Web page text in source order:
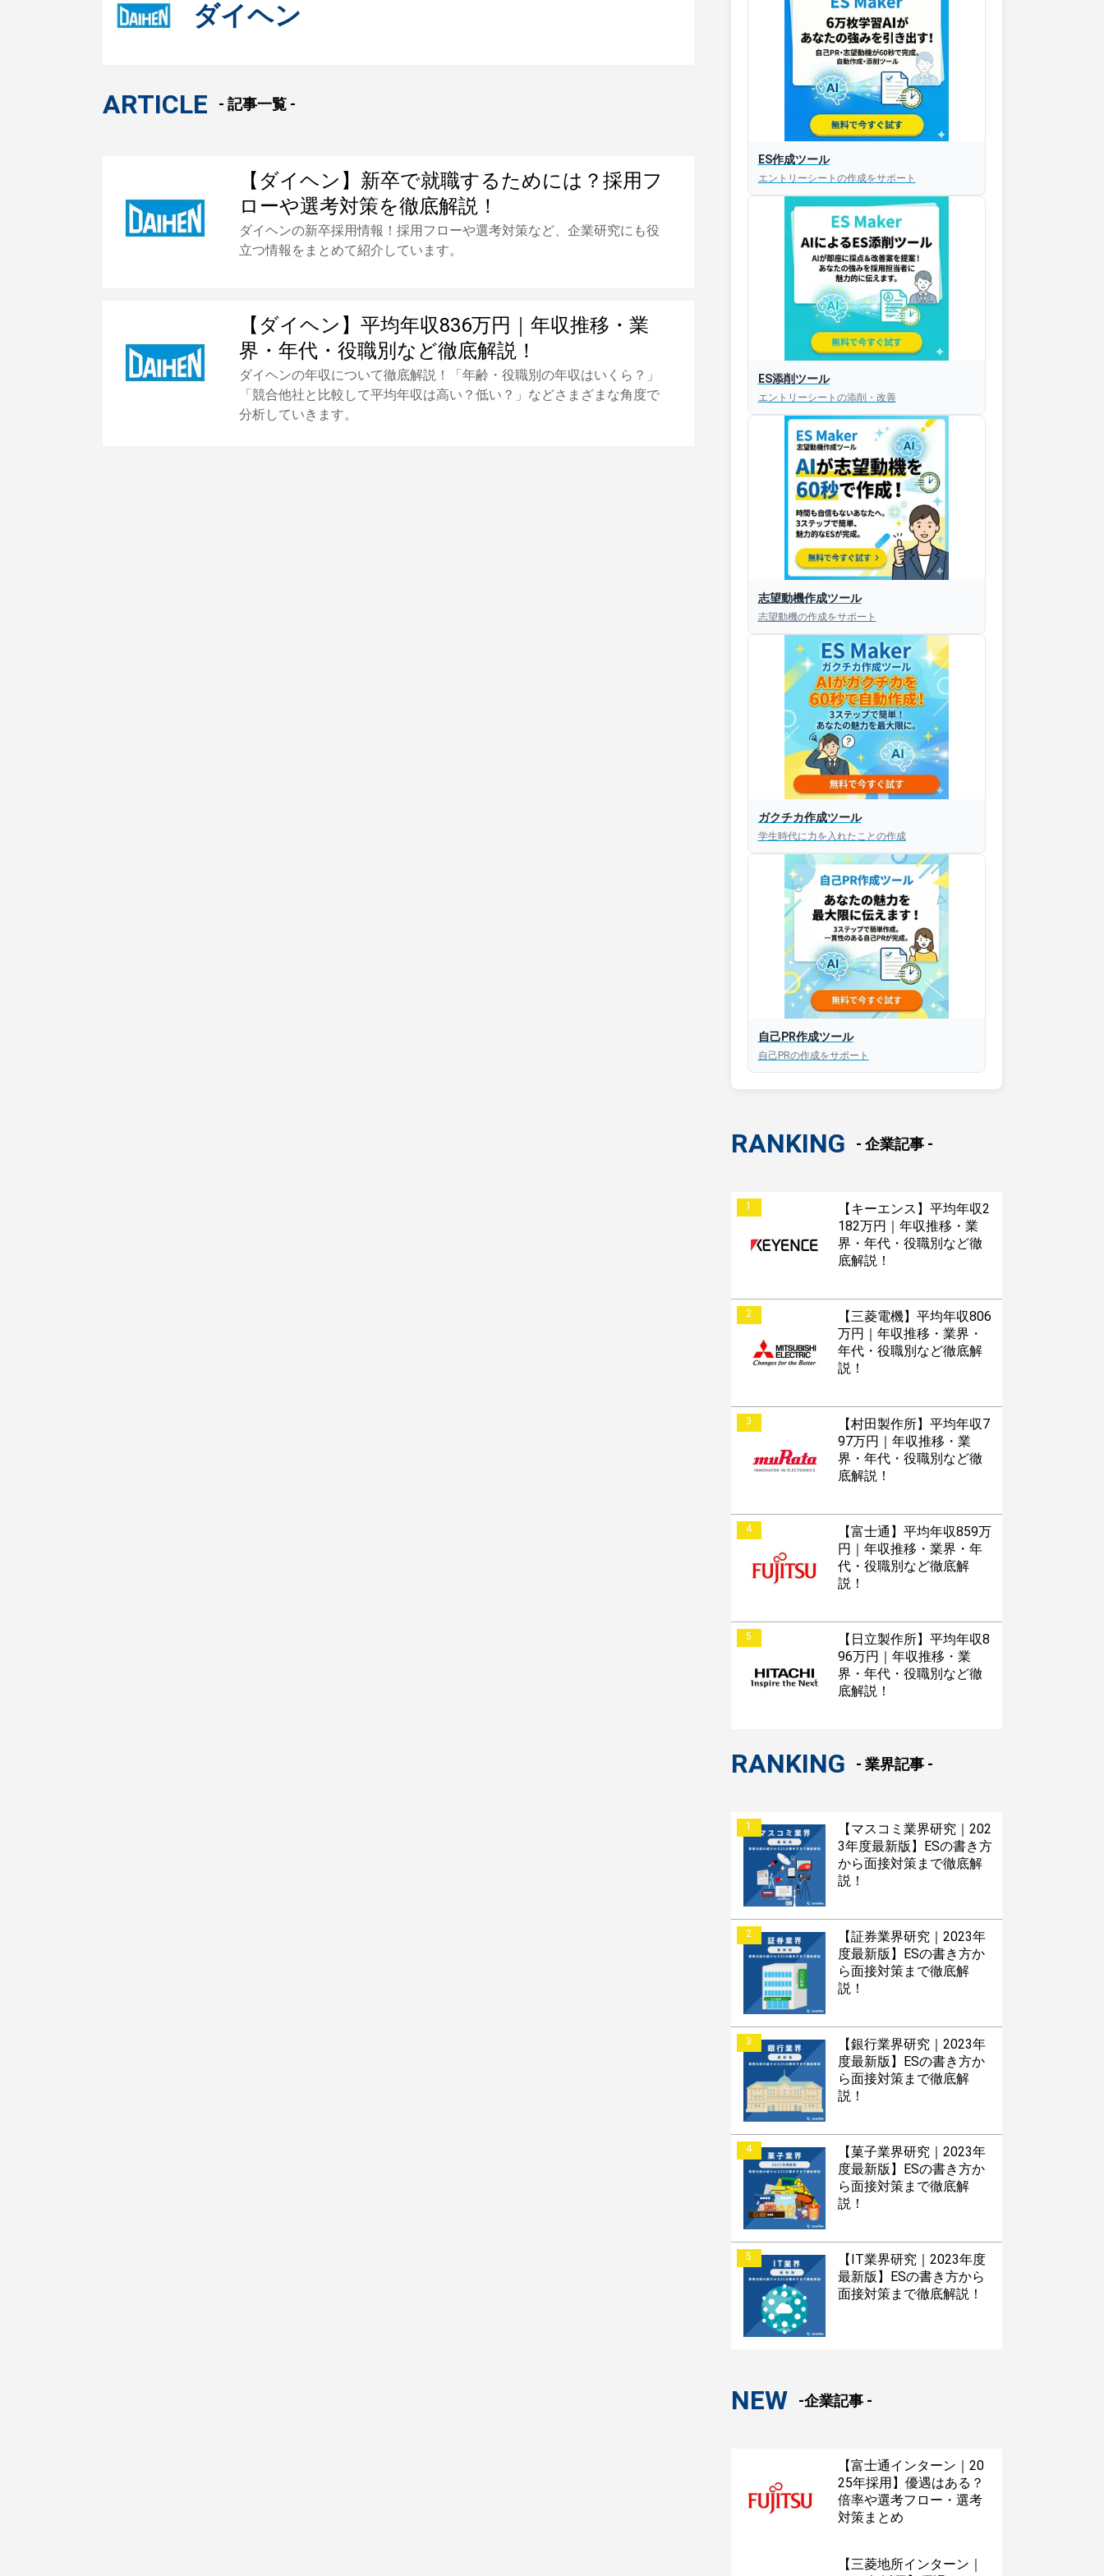
ダイヘン
ARTICLE - 記事一覧 -
【ダイヘン】新卒で就職するためには？採用フ
ローや選考対策を徹底解説！
ダイヘンの新卒採用情報！採用フローや選考対策など、企業研究にも役
立つ情報をまとめて紹介しています。
【ダイヘン】平均年収836万円｜年収推移・業
界・年代・役職別など徹底解説！
ダイヘンの年収について徹底解説！「年齢・役職別の年収はいくら？」
「競合他社と比較して平均年収は高い？低い？」などさまざまな角度で
分析していきます。
ES作成ツール
エントリーシートの作成をサポート
ES添削ツール
エントリーシートの添削・改善
志望動機作成ツール
志望動機の作成をサポート
ガクチカ作成ツール
学生時代に力を入れたことの作成
自己PR作成ツール
自己PRの作成をサポート
RANKING - 企業記事 -
1
【キーエンス】平均年収2
182万円｜年収推移・業
界・年代・役職別など徹
底解説！
2
【三菱電機】平均年収806
万円｜年収推移・業界・
年代・役職別など徹底解
説！
3
【村田製作所】平均年収7
97万円｜年収推移・業
界・年代・役職別など徹
底解説！
4
【富士通】平均年収859万
円｜年収推移・業界・年
代・役職別など徹底解
説！
5
【日立製作所】平均年収8
96万円｜年収推移・業
界・年代・役職別など徹
底解説！
RANKING - 業界記事 -
1
【マスコミ業界研究｜202
3年度最新版】ESの書き方
から面接対策まで徹底解
説！
2
【証券業界研究｜2023年
度最新版】ESの書き方か
ら面接対策まで徹底解
説！
3
【銀行業界研究｜2023年
度最新版】ESの書き方か
ら面接対策まで徹底解
説！
4
【菓子業界研究｜2023年
度最新版】ESの書き方か
ら面接対策まで徹底解
説！
5
【IT業界研究｜2023年度
最新版】ESの書き方から
面接対策まで徹底解説！
NEW -企業記事 -
【富士通インターン｜20
25年採用】優遇はある？
倍率や選考フロー・選考
対策まとめ
【三菱地所インターン｜